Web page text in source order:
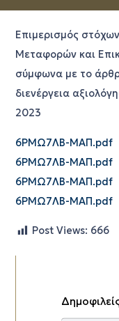
Eπιμερισμός
Μεταφορών και
σύμφωνα με το
διενέργεια
2023
6ΡΜΩ7ΛΒ-ΜΑΠ.pdf
6ΡΜΩ7ΛΒ-ΜΑΠ.pdf
6ΡΜΩ7ΛΒ-ΜΑΠ.pdf
6ΡΜΩ7ΛΒ-ΜΑΠ.pdf
Post Views: 666